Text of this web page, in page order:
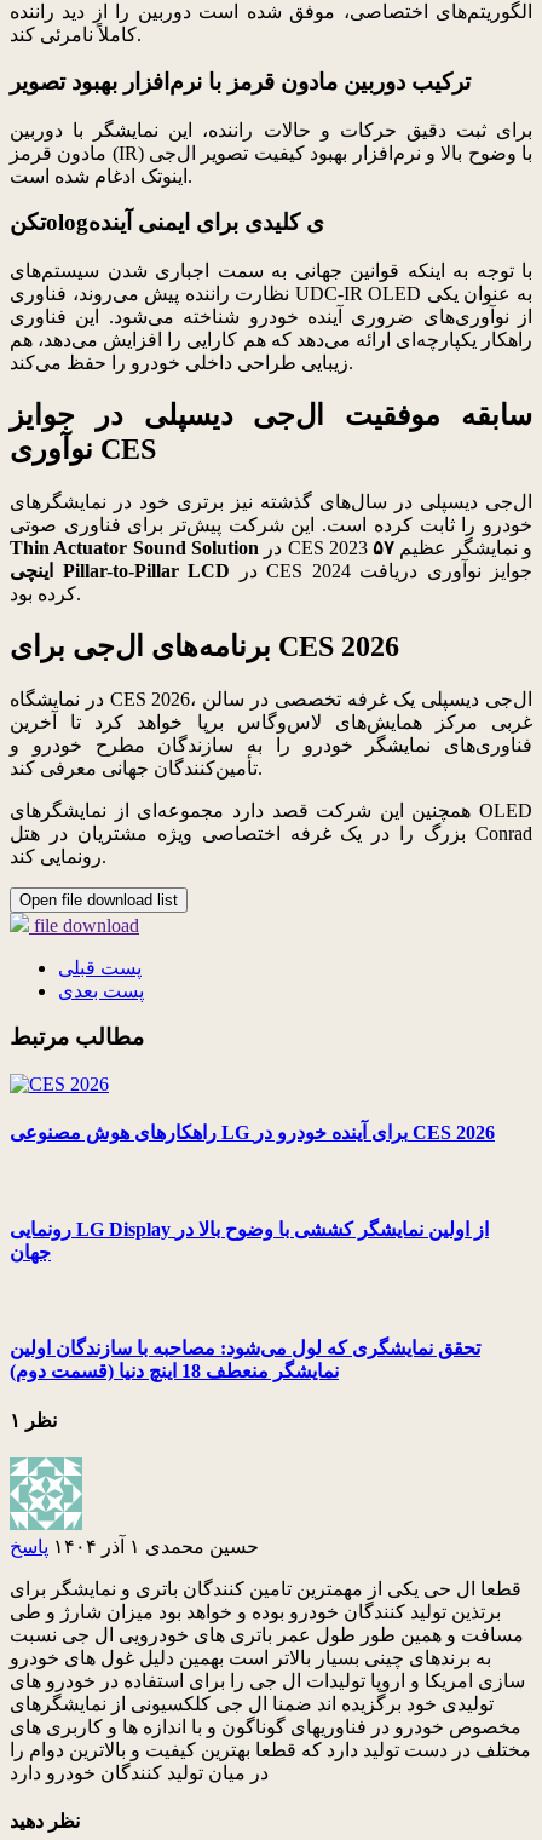
الگوریتم‌های اختصاصی، موفق شده است دوربین را از دید راننده
کاملاً نامرئی کند.
ترکیب دوربین مادون قرمز با نرم‌افزار بهبود تصویر
برای ثبت دقیق حرکات و حالات راننده، این نمایشگر با دوربین
مادون قرمز (IR) با وضوح بالا و نرم‌افزار بهبود کیفیت تصویر ال‌جی
اینوتک ادغام شده است.
تکنologی کلیدی برای ایمنی آینده
با توجه به اینکه قوانین جهانی به سمت اجباری شدن سیستم‌های
نظارت راننده پیش می‌روند، فناوری UDC-IR OLED به عنوان یکی
از نوآوری‌های ضروری آینده خودرو شناخته می‌شود. این فناوری
راهکار یکپارچه‌ای ارائه می‌دهد که هم کارایی را افزایش می‌دهد، هم
زیبایی طراحی داخلی خودرو را حفظ می‌کند.
سابقه موفقیت ال‌جی دیسپلی در جوایز
نوآوری CES
ال‌جی دیسپلی در سال‌های گذشته نیز برتری خود در نمایشگرهای
خودرو را ثابت کرده است. این شرکت پیش‌تر برای فناوری صوتی
Thin Actuator Sound Solution
در CES 2023 و نمایشگر عظیم ۵۷
اینچی Pillar-to-Pillar LCD
کرده بود.
برنامه‌های ال‌جی برای CES 2026
در نمایشگاه CES 2026، ال‌جی دیسپلی یک غرفه تخصصی در سالن
غربی مرکز همایش‌های لاس‌وگاس برپا خواهد کرد تا آخرین
فناوری‌های نمایشگر خودرو را به سازندگان مطرح خودرو و
تأمین‌کنندگان جهانی معرفی کند.
همچنین این شرکت قصد دارد مجموعه‌ای از نمایشگرهای OLED
بزرگ را در یک غرفه اختصاصی ویژه مشتریان در هتل Conrad
رونمایی کند.
Open file download list
file download
پست قبلی
پست بعدی
مطالب مرتبط
راهکارهای هوش مصنوعی LG برای آینده خودرو در CES 2026
رونمایی LG Display از اولین نمایشگر کششی با وضوح بالا در
جهان
تحقق نمایشگری که لول می‌شود: مصاحبه با سازندگان اولین
نمایشگر منعطف 18 اینچ دنیا (قسمت دوم)
۱ نظر
حسین محمدی ۱ آذر ۱۴۰۴ پاسخ
قطعا ال حی یکی از مهمترین تامین کنندگان باتری و نمایشگر برای
برتذین تولید کنندگان خودرو بوده و خواهد بود میزان شارژ و طی
مسافت و همین طور طول عمر باتری های خودرویی ال جی نسبت
به برندهای چینی بسیار بالاتر است بهمین دلیل غول های خودرو
سازی امریکا و اروپا تولیدات ال جی را برای استفاده در خودرو های
تولیدی خود برگزیده اند ضمنا ال جی کلکسیونی از نمایشگرهای
مخصوص خودرو در فناوریهای گوناگون و با اندازه ها و کاربری های
مختلف در دست تولید دارد که قطعا بهترین کیفیت و بالاترین دوام را
در میان تولید کنندگان خودرو دارد
نظر دهید